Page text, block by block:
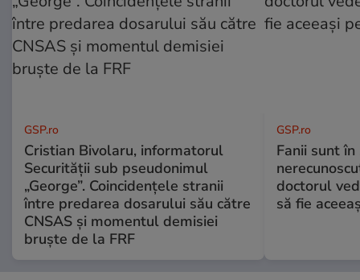
GSP.ro
Cristian Bivolaru, informatorul
Securității sub pseudonimul
„George”. Coincidențele stranii
între predarea dosarului său către
CNSAS și momentul demisiei
bruște de la FRF
GSP.ro
Fanii sunt în
doctorul
să fie